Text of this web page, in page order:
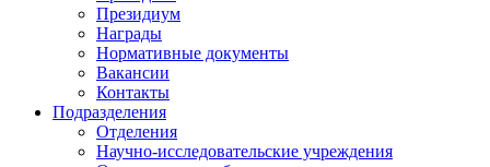
Президиум
Награды
Нормативные документы
Вакансии
Контакты
Подразделения
Отделения
Научно-исследовательские учреждения